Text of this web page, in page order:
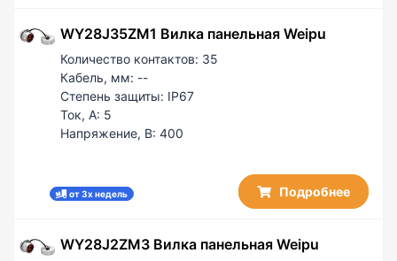
WY28J35ZM1 Вилка панельная Weipu
Количество контактов: 35
Кабель, мм: --
Степень защиты: IP67
Ток, А: 5
Напряжение, В: 400
от 3х недель Подробнее
WY28J2ZM3 Вилка панельная Weipu